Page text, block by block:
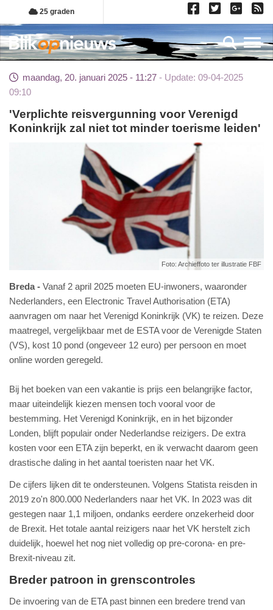
Overslaan
en
naar
de
gaan
25 graden
maandag, 20. januari 2025 - 11:27
Update: 09-04-2025
09:10
'Verplichte reisvergunning voor Verenigd
Koninkrijk zal niet tot minder toerisme leiden'
Foto: Archieffoto ter illustratie FBF
Breda
Vanaf 2 april 2025 moeten EU-inwoners, waaronder
Nederlanders, een Electronic Travel Authorisation (ETA)
aanvragen om naar het Verenigd Koninkrijk (VK) te reizen. Deze
maatregel, vergelijkbaar met de ESTA voor de Verenigde Staten
(VS), kost 10 pond (ongeveer 12 euro) per persoon en moet
online worden geregeld.
Bij het boeken van een vakantie is prijs een belangrijke factor,
maar uiteindelijk kiezen mensen toch vooral voor de
bestemming. Het Verenigd Koninkrijk, en in het bijzonder
Londen, blijft populair onder Nederlandse reizigers. De extra
kosten voor een ETA zijn beperkt, en ik verwacht daarom geen
drastische daling in het aantal toeristen naar het VK.
De cijfers lijken dit te ondersteunen. Volgens Statista reisden in
2019 zo'n 800.000 Nederlanders naar het VK. In 2023 was dit
gestegen naar 1,1 miljoen, ondanks eerdere onzekerheid door
de Brexit. Het totale aantal reizigers naar het VK herstelt zich
duidelijk, hoewel het nog niet volledig op pre-corona- en pre-
Brexit-niveau zit.
Breder patroon in grenscontroles
De invoering van de ETA past binnen een bredere trend van